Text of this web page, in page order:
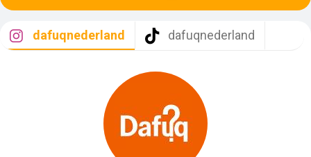
dafuqnederland dafuqnederland